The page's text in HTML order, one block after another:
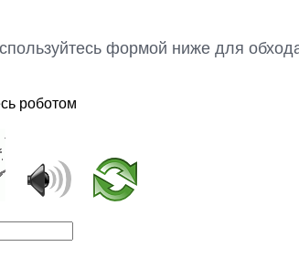
формой ниже для
роботом